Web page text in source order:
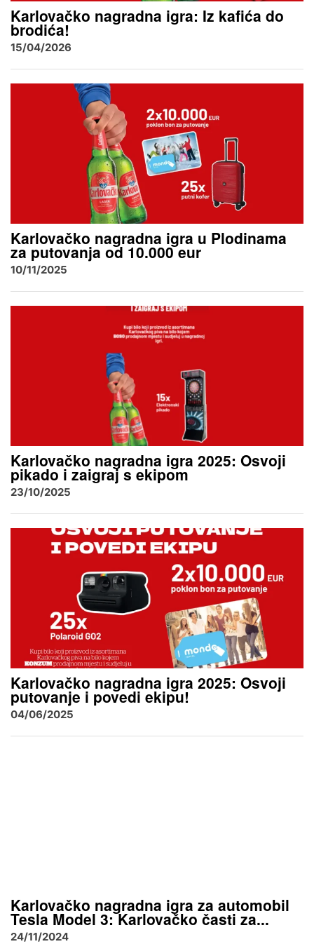
Karlovačko nagradna igra: Iz kafića do
brodića!
15/04/2026
Karlovačko nagradna igra u Plodinama
za putovanja od 10.000 eur
10/11/2025
Karlovačko nagradna igra 2025: Osvoji
pikado i zaigraj s ekipom
23/10/2025
Karlovačko nagradna igra 2025: Osvoji
putovanje i povedi ekipu!
04/06/2025
Karlovačko nagradna igra za automobil
Tesla Model 3: Karlovačko časti za...
24/11/2024